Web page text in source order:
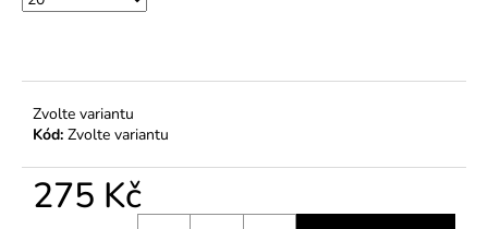
Zvolte variantu
Kód: Zvolte variantu
275 Kč
p
u
č